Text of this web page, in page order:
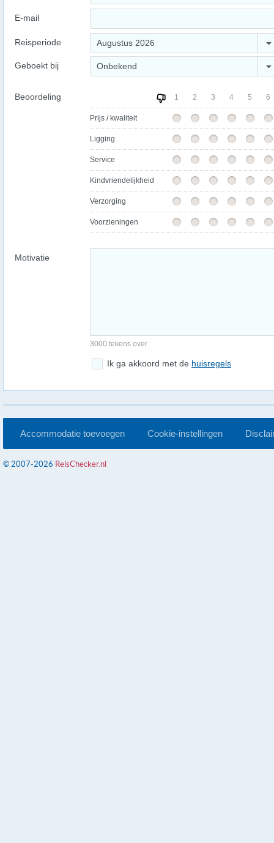
E-mail
Reisperiode Augustus 2026
Geboekt bij Onbekend
Beoordeling 1 2 3 4 5 6
Prijs / kwaliteit
Ligging
Service
Kindvriendelijkheid
Verzorging
Voorzieningen
Motivatie
3000 tekens over
Ik ga akkoord met de huisregels
Accommodatie toevoegen Cookie-instellingen
© 2007-2026 ReisChecker.nl